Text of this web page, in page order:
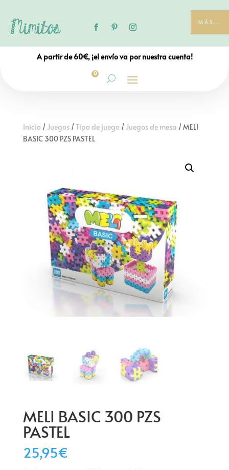
MÁS...
A partir de 60€, ¡el envío va por nuestra cuenta!
0
Inicio / Juegos/Tipo de juego / Juegos de mesa / MELI
BASIC 300 PZS PASTEL
MELI BASIC 300 PZS
PASTEL
25,95€